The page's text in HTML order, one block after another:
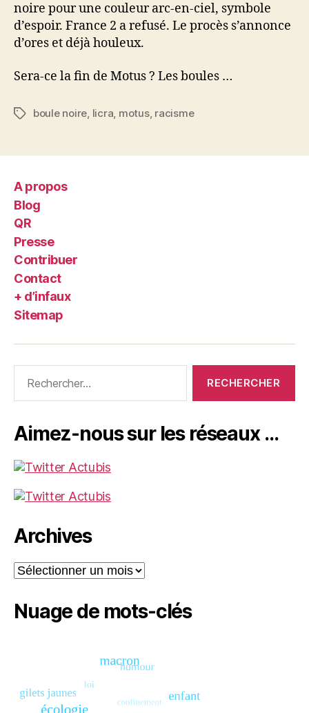
noire pour une couleur arc-en-ciel, symbole
d’espoir. France 2 a refusé. Le procès s’annonce
d’ores et déjà houleux.
Sera-ce la fin de Motus ? Les boules …
Étiquettes
boule noire licra motus, racisme
A propos
Blog
QR
Presse
Contribuer
Contact
+ d’infaux
Sitemap
Aimez-nous sur les réseaux …
Archives
Archives
Nuage de mots-clés